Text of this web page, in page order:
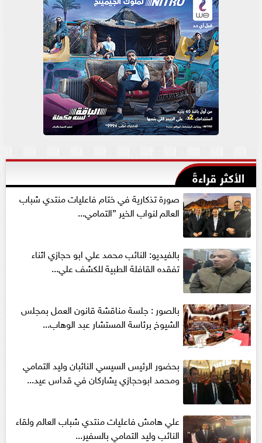
الأكثر قراءةً
صورة تذكارية في ختام فاعليات منتدي شباب
العالم لنواب الخير ”التمامي...
بالفيديو: النائب محمد علي ابو حجازي اثناء
تفقده القافلة الطبية للكشف علي...
بالصور : جلسة مناقشة قانون العمل بمجلس
الشيوخ برئاسة المستشار عبد الوهاب...
بحضور الرئيس السيسي النائبان وليد التمامي
ومحمد ابوحجازي يشاركان في قداس عيد...
علي هامش فاعليات منتدي شباب العالم ولقاء
النائب وليد التمامي بالسفير...